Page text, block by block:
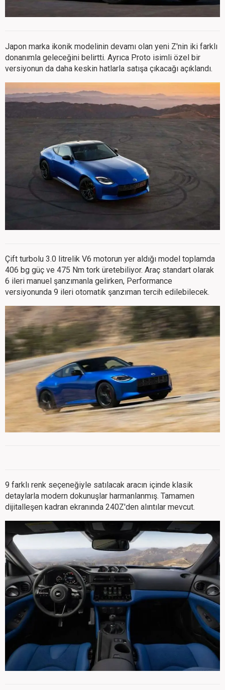
Japon marka ikonik modelinin devamı olan yeni Z'nin iki farklı
donanımla geleceğini belirtti. Ayrıca Proto isimli özel bir
versiyonun da daha keskin hatlarla satışa çıkacağı açıklandı.
Çift turbolu 3.0 litrelik V6 motorun yer aldığı model toplamda
406 bg güç ve 475 Nm tork üretebiliyor. Araç standart olarak
6 ileri manuel şanzımanla gelirken, Performance
versiyonunda 9 ileri otomatik şanzıman tercih edilebilecek.
9 farklı renk seçeneğiyle satılacak aracın içinde klasik
detaylarla modern dokunuşlar harmanlanmış. Tamamen
dijitalleşen kadran ekranında 240Z'den alıntılar mevcut.